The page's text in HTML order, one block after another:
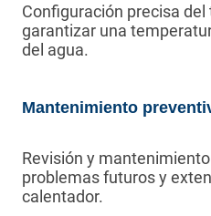
Configuración precisa
garantizar una
del agua.
Mantenimiento
Revisión y
problemas futuros y
calentador.